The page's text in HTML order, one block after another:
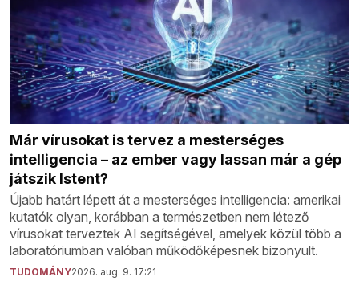
Már vírusokat is tervez a mesterséges
intelligencia – az ember vagy lassan már a gép
játszik Istent?
Újabb határt lépett át a mesterséges intelligencia: amerikai
kutatók olyan, korábban a természetben nem létező
vírusokat terveztek AI segítségével, amelyek közül több a
laboratóriumban valóban működőképesnek bizonyult.
TUDOMÁNY2026. aug. 9. 17:21